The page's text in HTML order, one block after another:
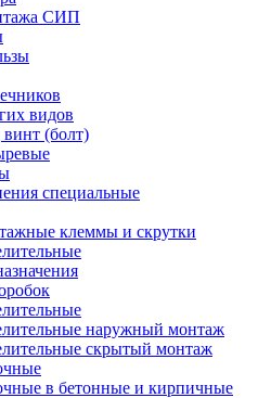
СИП
видов
(болт)
специальные
клеммы и скрутки
наружный монтаж
скрытый монтаж
в бетонные и кирпичные